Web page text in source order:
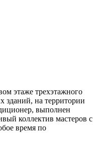
этаже трехэтажного
зданий, на территории
выполнен
коллектив мастеров с
время по